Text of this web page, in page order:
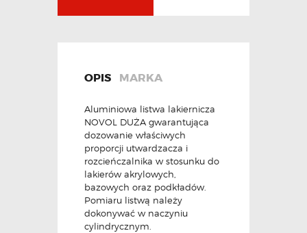
OPIS MARKA
Aluminiowa listwa lakiernicza
NOVOL DUŻA gwarantująca
dozowanie właściwych
proporcji utwardzacza i
rozcieńczalnika w stosunku do
lakierów akrylowych,
bazowych oraz podkładów.
Pomiaru listwą należy
dokonywać w naczyniu
cylindrycznym.